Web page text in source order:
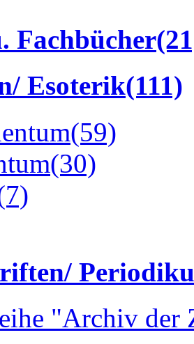
Fachbücher
Esoterik(111)
(59)
(30)
"Archiv der